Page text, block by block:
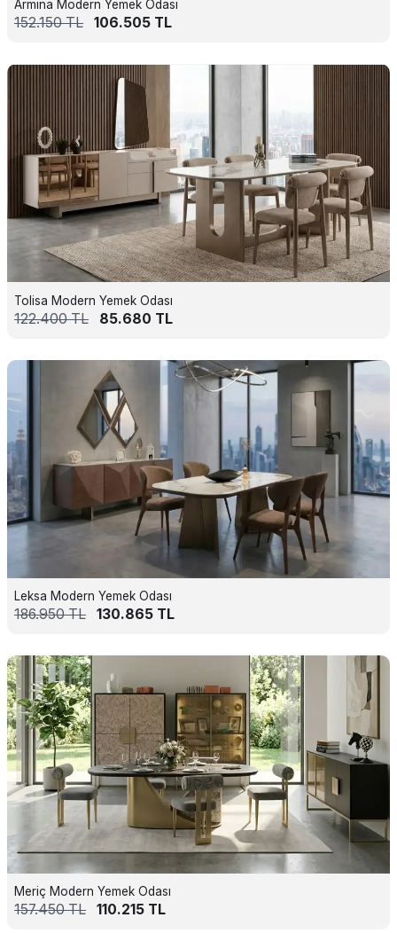
Armina Modern Yemek Odası
152.150TL 106.505 TL
Tolisa Modern Yemek Odası
122.400TL 85.680 TL
Leksa Modern Yemek Odası
186.950TL 130.865 TL
Meriç Modern Yemek Odası
157.450TL 110.215 TL